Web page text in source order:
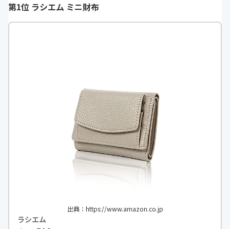
第1位 ラシエム ミニ財布
出典：https://www.amazon.co.jp
ラシエム